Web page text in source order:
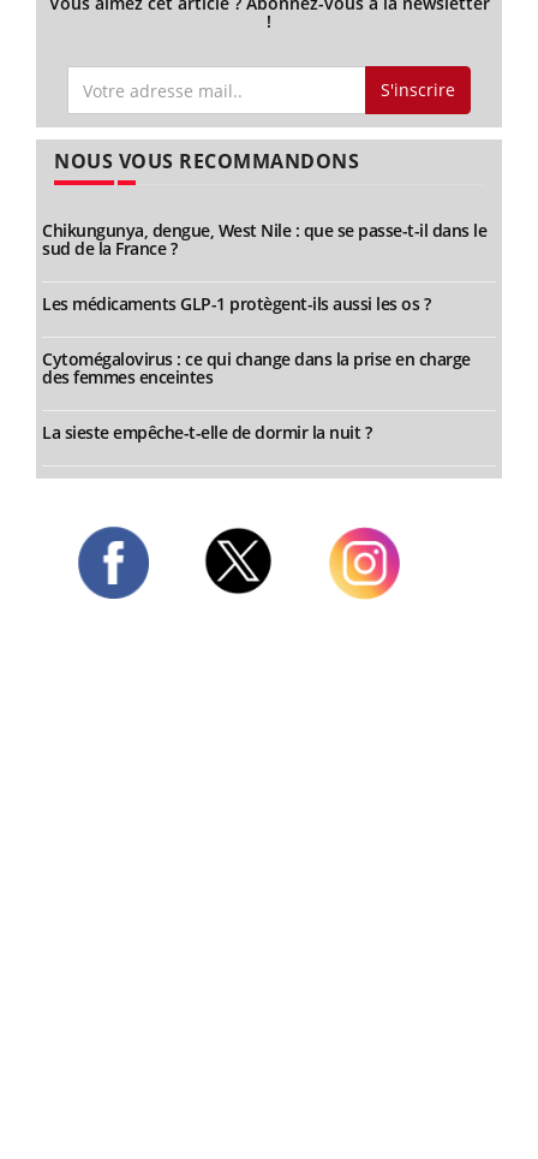
!
S'inscrire
NOUS VOUS RECOMMANDONS
Chikungunya, dengue, West Nile : que se passe-t-il dans le
sud de la France ?
Les médicaments GLP-1 protègent-ils aussi les os ?
Cytomégalovirus : ce qui change dans la prise en charge
des femmes enceintes
La sieste empêche-t-elle de dormir la nuit ?